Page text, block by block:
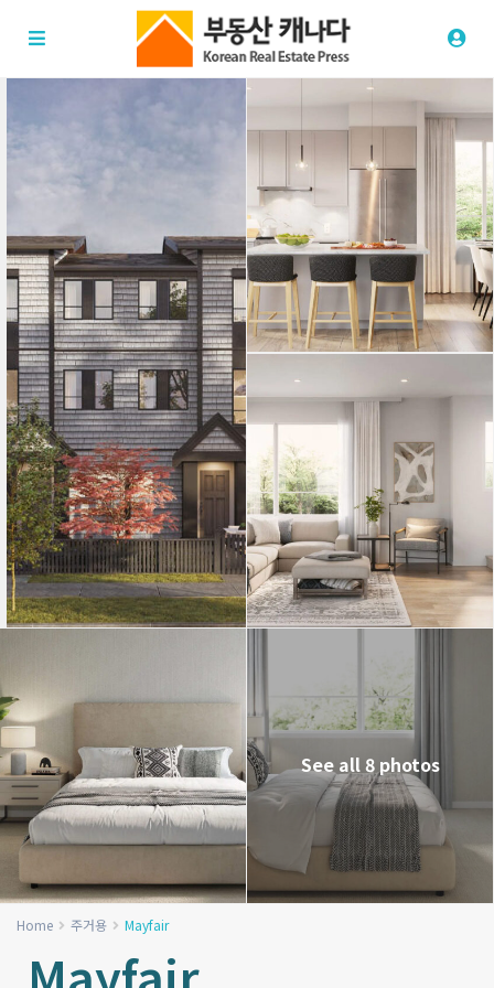
See all 8 photos
Home 주거용 Mayfair